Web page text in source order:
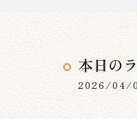
本日の
2026/04/